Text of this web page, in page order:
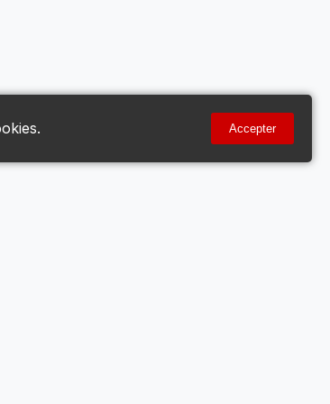
Accepter